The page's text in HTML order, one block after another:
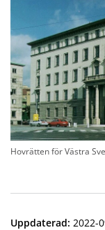
Hovrätten för Västra
Uppdaterad: 2022-